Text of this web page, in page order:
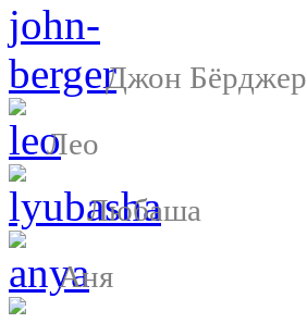
Джон Бёрджер
Лео
Любаша
Аня